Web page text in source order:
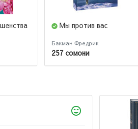
Мы против вас
Бакман Фредрик
257 сомони